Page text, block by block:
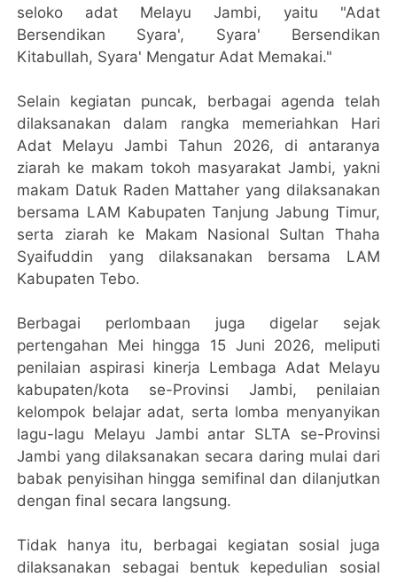
seloko adat Melayu Jambi, yaitu "Adat
Bersendikan Syara', Syara' Bersendikan
Kitabullah, Syara' Mengatur Adat Memakai."
Selain kegiatan puncak, berbagai agenda telah
dilaksanakan dalam rangka memeriahkan Hari
Adat Melayu Jambi Tahun 2026, di antaranya
ziarah ke makam tokoh masyarakat Jambi, yakni
makam Datuk Raden Mattaher yang dilaksanakan
bersama LAM Kabupaten Tanjung Jabung Timur,
serta ziarah ke Makam Nasional Sultan Thaha
Syaifuddin yang dilaksanakan bersama LAM
Kabupaten Tebo.
Berbagai perlombaan juga digelar sejak
pertengahan Mei hingga 15 Juni 2026, meliputi
penilaian aspirasi kinerja Lembaga Adat Melayu
kabupaten/kota se-Provinsi Jambi, penilaian
kelompok belajar adat, serta lomba menyanyikan
lagu-lagu Melayu Jambi antar SLTA se-Provinsi
Jambi yang dilaksanakan secara daring mulai dari
babak penyisihan hingga semifinal dan dilanjutkan
dengan final secara langsung.
Tidak hanya itu, berbagai kegiatan sosial juga
dilaksanakan sebagai bentuk kepedulian sosial